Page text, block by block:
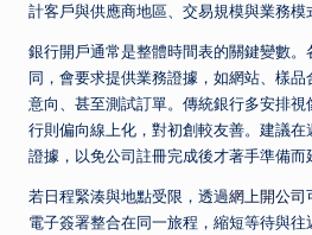
計客戶與供應商地區、交易規模與業務模
銀行開戶通常是整體時間表的關鍵變數
同，會要求提供業務證據，如網站、樣
意向、甚至測試訂單。傳統銀行多安排
行則偏向線上化，對初創較友善。建議
證據，以免公司註冊完成後才著手準備而
若日程緊湊與地點受限，透過網上開公司
電子簽署整合在同一旅程，縮短等待與